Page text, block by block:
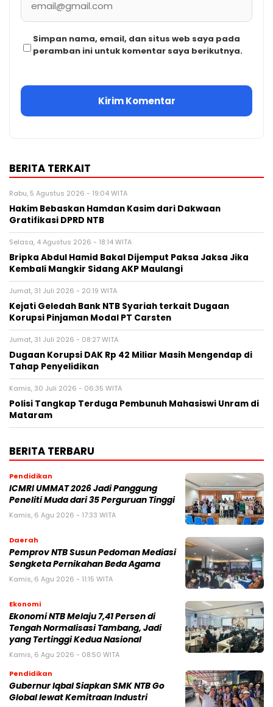
Simpan nama, email, dan situs web saya pada
peramban ini untuk komentar saya berikutnya.
BERITA TERKAIT
Rabu, 5 Agustus 2026 - 19:04 WITA
Hakim Bebaskan Hamdan Kasim dari Dakwaan
Gratifikasi DPRD NTB
Selasa, 4 Agustus 2026 - 18:14 WITA
Bripka Abdul Hamid Bakal Dijemput Paksa Jaksa Jika
Kembali Mangkir Sidang AKP Maulangi
Jumat, 31 Juli 2026 - 20:19 WITA
Kejati Geledah Bank NTB Syariah terkait Dugaan
Korupsi Pinjaman Modal PT Carsten
Jumat, 31 Juli 2026 - 08:27 WITA
Dugaan Korupsi DAK Rp 42 Miliar Masih Mengendap di
Tahap Penyelidikan
Kamis, 30 Juli 2026 - 06:35 WITA
Polisi Tangkap Terduga Pembunuh Mahasiswi Unram di
Mataram
BERITA TERBARU
Pendidikan
ICMRI UMMAT 2026 Jadi Panggung
Peneliti Muda dari 35 Perguruan Tinggi
Kamis, 6 Agu 2026 - 17:33 WITA
Daerah
Pemprov NTB Susun Pedoman Mediasi
Sengketa Pernikahan Beda Agama
Kamis, 6 Agu 2026 - 11:15 WITA
Ekonomi
Ekonomi NTB Melaju 7,41 Persen di
Tengah Normalisasi Tambang, Jadi
yang Tertinggi Kedua Nasional
Kamis, 6 Agu 2026 - 08:50 WITA
Pendidikan
Gubernur Iqbal Siapkan SMK NTB Go
Global lewat Kemitraan Industri